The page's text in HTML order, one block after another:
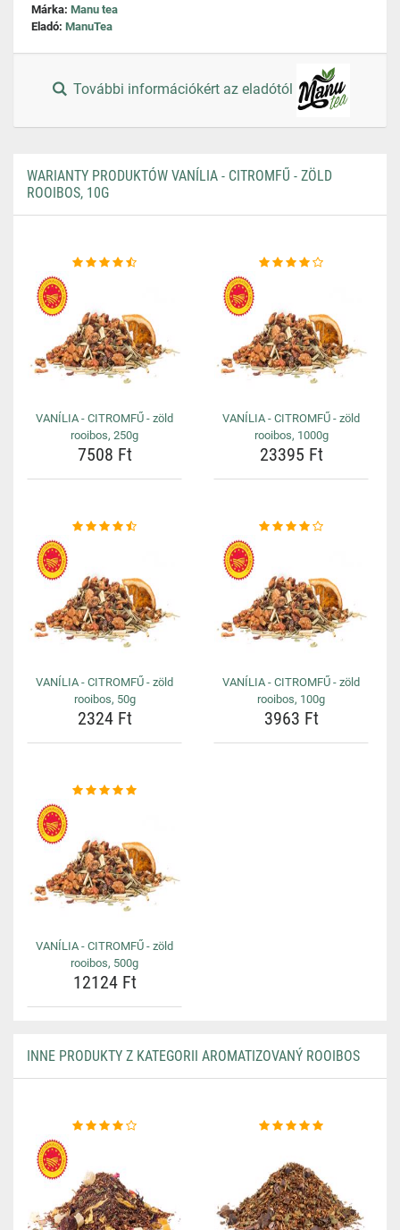
Márka: Manu tea
Eladó: ManuTea
További információkért az eladótól
WARIANTY PRODUKTÓW VANÍLIA - CITROMFŰ - ZÖLD
ROOIBOS, 10G
VANÍLIA - CITROMFŰ - zöld
rooibos, 250g
7508 Ft
VANÍLIA - CITROMFŰ - zöld
rooibos, 1000g
23395 Ft
VANÍLIA - CITROMFŰ - zöld
rooibos, 50g
2324 Ft
VANÍLIA - CITROMFŰ - zöld
rooibos, 100g
3963 Ft
VANÍLIA - CITROMFŰ - zöld
rooibos, 500g
12124 Ft
INNE PRODUKTY Z KATEGORII AROMATIZOVANÝ ROOIBOS